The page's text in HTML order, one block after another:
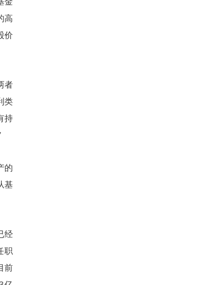
高
价
者
类
持
的
基
经
职
前